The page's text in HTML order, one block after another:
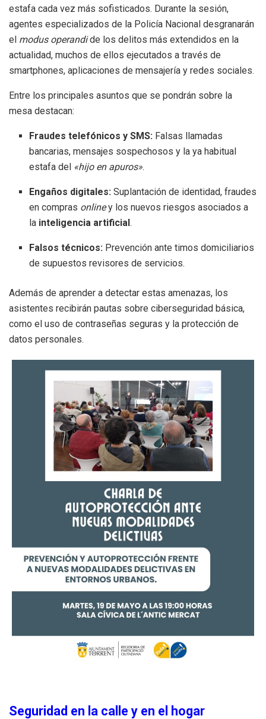
estafa cada vez más sofisticados. Durante la sesión,
agentes especializados de la Policía Nacional desgranarán
el modus operandide los delitos más extendidos en la
actualidad, muchos de ellos ejecutados a través de
smartphones, aplicaciones de mensajería y redes sociales.
Entre los principales asuntos que se pondrán sobre la
mesa destacan:
Fraudes telefónicos y SMS: Falsas llamadas
bancarias, mensajes sospechosos y la ya habitual
estafa del «hijo en apuros».
Engaños digitales: Suplantación de identidad, fraudes
en compras onliney los nuevos riesgos asociados a
la inteligencia artificial.
Falsos técnicos: Prevención ante timos domiciliarios
de supuestos revisores de servicios.
Además de aprender a detectar estas amenazas, los
asistentes recibirán pautas sobre ciberseguridad básica,
como el uso de contraseñas seguras y la protección de
datos personales.
Seguridad en la calle y en el hogar